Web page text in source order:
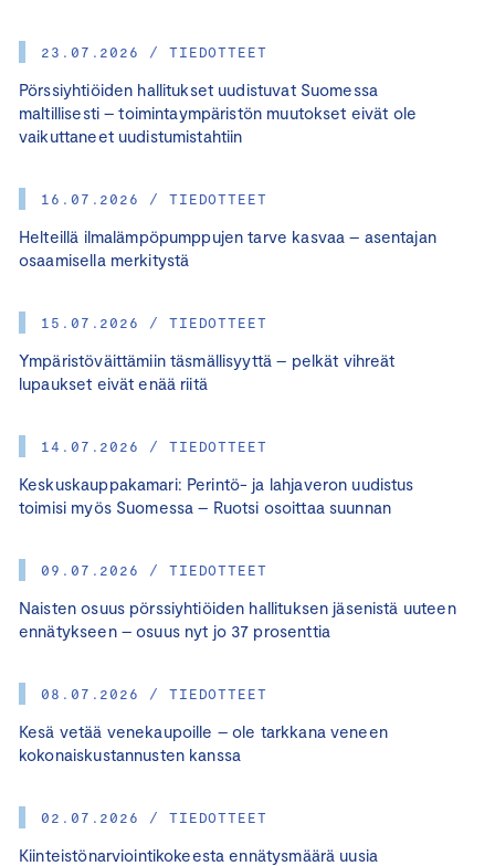
23.07.2026 / TIEDOTTEET
Pörssiyhtiöiden hallitukset uudistuvat Suomessa
maltillisesti – toimintaympäristön muutokset eivät ole
vaikuttaneet uudistumistahtiin
16.07.2026 / TIEDOTTEET
Helteillä ilmalämpöpumppujen tarve kasvaa – asentajan
osaamisella merkitystä
15.07.2026 / TIEDOTTEET
Ympäristöväittämiin täsmällisyyttä – pelkät vihreät
lupaukset eivät enää riitä
14.07.2026 / TIEDOTTEET
Keskuskauppakamari: Perintö- ja lahjaveron uudistus
toimisi myös Suomessa – Ruotsi osoittaa suunnan
09.07.2026 / TIEDOTTEET
Naisten osuus pörssiyhtiöiden hallituksen jäsenistä uuteen
ennätykseen – osuus nyt jo 37 prosenttia
08.07.2026 / TIEDOTTEET
Kesä vetää venekaupoille – ole tarkkana veneen
kokonaiskustannusten kanssa
02.07.2026 / TIEDOTTEET
Kiinteistönarviointikokeesta ennätysmäärä uusia